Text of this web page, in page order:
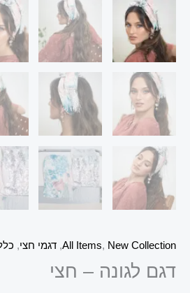
All Items, New Collection
, דגמי חצי,
דגם לגונה – חצי